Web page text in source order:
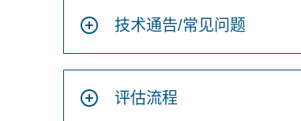
技术通告/常见问题
评估流程